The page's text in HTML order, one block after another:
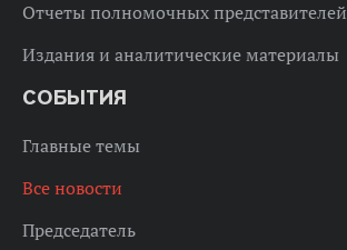
Отчеты полномочных представителей
Издания и аналитические материалы
СОБЫТИЯ
Главные темы
Все новости
Председатель